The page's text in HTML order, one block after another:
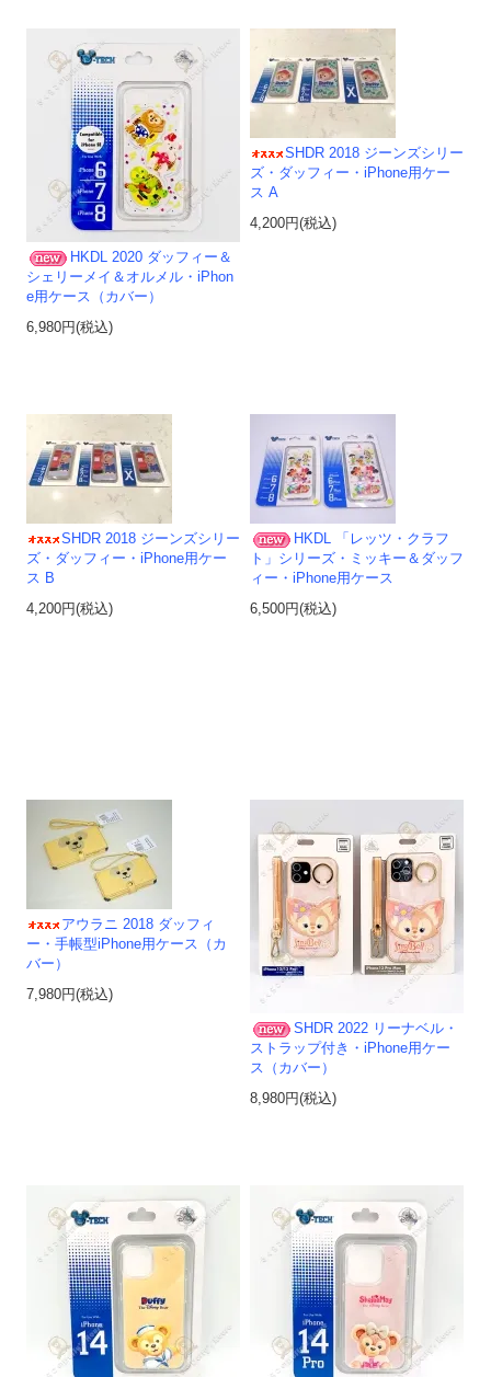
HKDL 2020 ダッフィー＆
シェリーメイ＆オルメル・iPhon
e用ケース（カバー）
6,980円(税込)
SHDR 2018 ジーンズシリー
ズ・ダッフィー・iPhone用ケー
ス A
4,200円(税込)
SHDR 2018 ジーンズシリー
ズ・ダッフィー・iPhone用ケー
ス B
4,200円(税込)
HKDL 「レッツ・クラフ
ト」シリーズ・ミッキー＆ダッフ
ィー・iPhone用ケース
6,500円(税込)
アウラニ 2018 ダッフィ
ー・手帳型iPhone用ケース（カ
バー）
7,980円(税込)
SHDR 2022 リーナベル・
ストラップ付き・iPhone用ケー
ス（カバー）
8,980円(税込)